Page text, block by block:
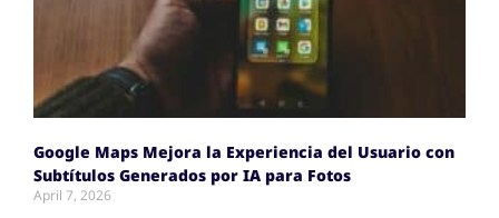
Google Maps Mejora la Experiencia del Usuario con
Subtítulos Generados por IA para Fotos
April 7, 2026